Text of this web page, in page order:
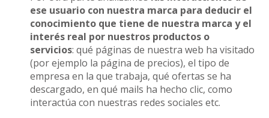
ese usuario con nuestra marca para deducir el
conocimiento que tiene de nuestra marca y el
interés real por nuestros productos o
servicios: qué páginas de nuestra web ha visitado
(por ejemplo la página de precios), el tipo de
empresa en la que trabaja, qué ofertas se ha
descargado, en qué mails ha hecho clic, como
interactúa con nuestras redes sociales etc.